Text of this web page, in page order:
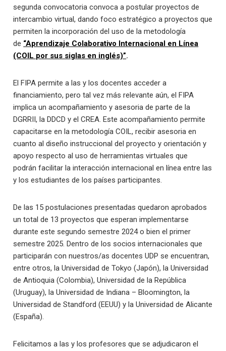
segunda convocatoria convoca a postular proyectos de
intercambio virtual, dando foco estratégico a proyectos que
permiten la incorporación del uso de la metodología
de “Aprendizaje Colaborativo Internacional en Línea
(COIL por sus siglas en inglés)”.
El FIPA permite a las y los docentes acceder a
financiamiento, pero tal vez más relevante aún, el FIPA
implica un acompañamiento y asesoria de parte de la
DGRRII, la DDCD y el CREA. Este acompañamiento permite
capacitarse en la metodología COIL, recibir asesoria en
cuanto al diseño instruccional del proyecto y orientación y
apoyo respecto al uso de herramientas virtuales que
podrán facilitar la interacción internacional en línea entre las
y los estudiantes de los países participantes.
De las 15 postulaciones presentadas quedaron aprobados
un total de 13 proyectos que esperan implementarse
durante este segundo semestre 2024 o bien el primer
semestre 2025. Dentro de los socios internacionales que
participarán con nuestros/as docentes UDP se encuentran,
entre otros, la Universidad de Tokyo (Japón), la Universidad
de Antioquia (Colombia), Universidad de la República
(Uruguay), la Universidad de Indiana – Bloomington, la
Universidad de Standford (EEUU) y la Universidad de Alicante
(España).
Felicitamos a las y los profesores que se adjudicaron el